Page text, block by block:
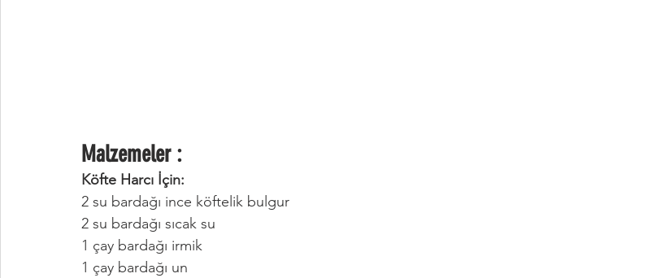
Malzemeler :
Köfte Harcı İçin:
2 su bardağı ince köftelik bulgur
2 su bardağı sıcak su
1 çay bardağı irmik
1 çay bardağı un